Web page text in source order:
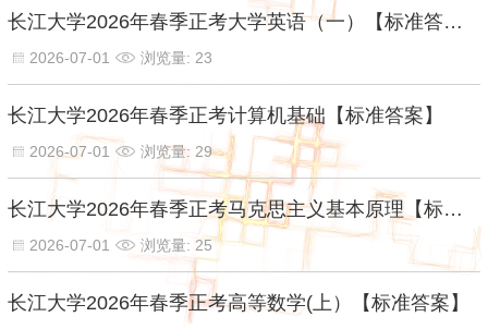
长江大学2026年春季正考大学英语（一）【标准答案】
2026-07-01 浏览量: 23
长江大学2026年春季正考计算机基础【标准答案】
2026-07-01 浏览量: 29
长江大学2026年春季正考马克思主义基本原理【标准答案】
2026-07-01 浏览量: 25
长江大学2026年春季正考高等数学(上）【标准答案】